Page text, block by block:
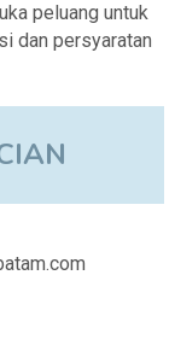
peluang untuk
dan persyaratan